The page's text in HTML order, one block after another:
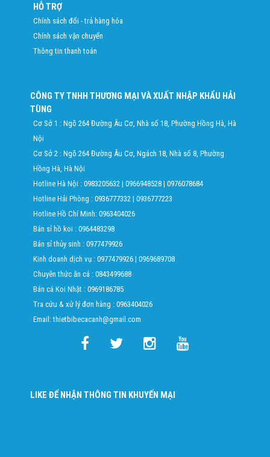
HỖ TRỢ
Chính sách đổi - trả hàng hóa
Chính sách vận chuyển
Thông tin thanh toán
CÔNG TY TNHH THƯƠNG MẠI VÀ XUẤT NHẬP KHẨU HẢI
TÙNG
Cơ Sở 1 : Ngõ 264 Đường Âu Cơ, Nhà số 18, Phường Hồng Hà, Hà
Nội
Cơ Sở 2 : Ngõ 264 Đường Âu Cơ, Ngách 18, Nhà số 8, Phường
Hồng Hà, Hà Nội
Hotline Hà Nội : 0983205632 | 0966948528 | 0976078684
Hotline Hải Phòng : 0936777332 | 0936777223
Hotline Hồ Chí Minh: 0963404026
Bán sỉ hồ koi : 0964483298
Bán sỉ thủy sinh : 0977479926
Kinh doanh dịch vụ : 0977479926 | 0969689708
Chuyên thức ăn cá : 0843499688
Bán cá Koi Nhật : 0969186785
Tra cứu & xử lý đơn hàng : 0963404026
Email: thietbibecacanh@gmail.com
LIKE ĐỂ NHẬN THÔNG TIN KHUYẾN MẠI